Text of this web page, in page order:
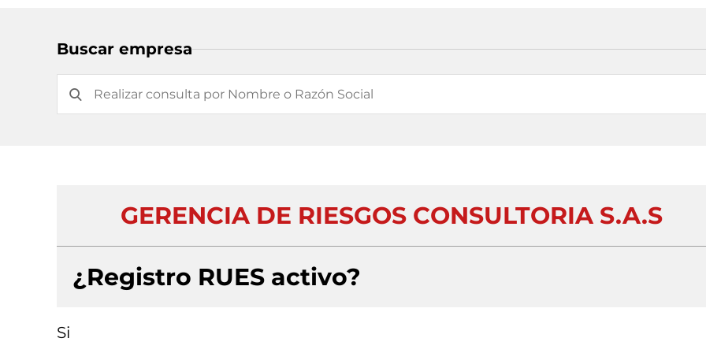
Buscar empresa
GERENCIA DE RIESGOS CONSULTORIA S.A.S
¿Registro RUES activo?
Si